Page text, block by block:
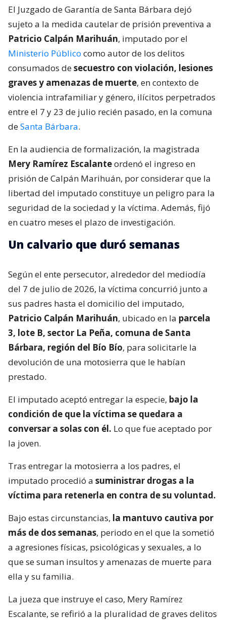
El Juzgado de Garantía de Santa Bárbara dejó
sujeto a la medida cautelar de prisión preventiva a
Patricio Calpán Marihuán, imputado por el
Ministerio Público como autor de los delitos
consumados desecuestro con violación, lesiones
graves y amenazas de muerte, en contexto de
violencia intrafamiliar y género, ilícitos perpetrados
entre el 7 y 23 de julio recién pasado, en la comuna
deSanta Bárbara.
En la audiencia de formalización, la magistrada
Mery Ramírez Escalanteordenó el ingreso en
prisión de Calpán Marihuán, por considerar que la
libertad del imputado constituye un peligro para la
seguridad de la sociedad y la víctima. Además, fijó
en cuatro meses el plazo de investigación.
Un calvario que duró semanas
Según el ente persecutor, alrededor del mediodía
del 7 de julio de 2026, la víctima concurrió junto a
sus padres hasta el domicilio del imputado,
Patricio Calpán Marihuán, ubicado en la parcela
3, lote B, sector La Peña, comuna de Santa
Bárbara, región del Bío Bío, para solicitarle la
devolución de una motosierra que le habían
prestado.
El imputado aceptó entregar la especie, bajo la
condición de que la víctima se quedara a
conversar a solas con él. Lo que fue aceptado por
la joven.
Tras entregar la motosierra a los padres, el
imputado procedió a suministrar drogas a la
víctima para retenerla en contra de su voluntad.
Bajo estas circunstancias, la mantuvo cautiva por
más de dos semanas, periodo en el que la sometió
a agresiones físicas, psicológicas y sexuales, a lo
que se suman insultos y amenazas de muerte para
ella y su familia.
La jueza que instruye el caso, Mery Ramírez
Escalante, se refirió a la pluralidad de graves delitos